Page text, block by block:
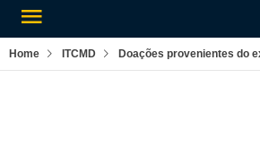
Home ITCMD Doações provenientes do